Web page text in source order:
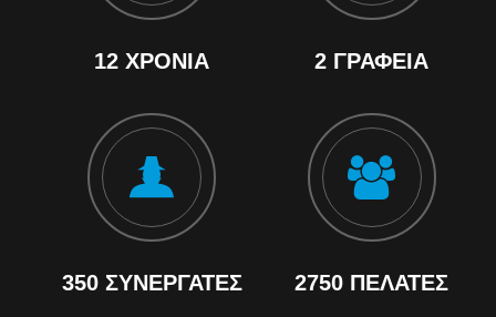
12 ΧΡΌΝΙΑ 2 ΓΡΑΦΕΊΑ
350 ΣΥΝΕΡΓΆΤΕΣ 2750 ΠΕΛΆΤΕΣ